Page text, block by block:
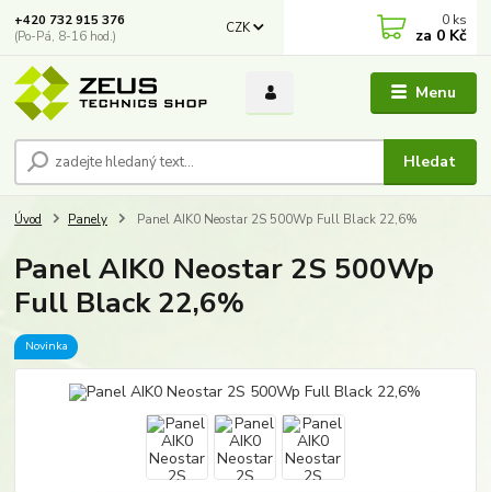
Menu
CZK
Hledat
+420 732 915 376
(Po-Pá, 8-16 hod.)
0 ks
za 0 Kč
Úvod Panely Panel AIK0 Neostar 2S 500Wp Full Black 22,6%
Panel AIK0 Neostar 2S 500Wp
Full Black 22,6%
Novinka